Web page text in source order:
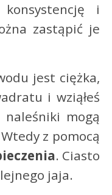
i
zastąpić je
jest ciężka,
i wziąłeś
naleśniki mogą
z pomocą
. Ciasto
jaja.